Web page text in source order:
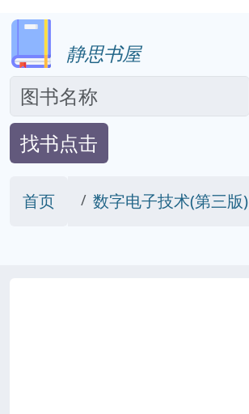
静思书屋
找书点击
首页 数字电子技术(第三版)